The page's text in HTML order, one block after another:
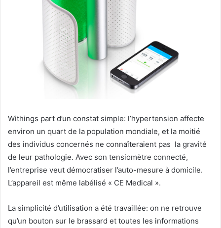
Withings part d’un constat simple: l’hypertension affecte
environ un quart de la population mondiale, et la moitié
des individus concernés ne connaîteraient pas la gravité
de leur pathologie. Avec son tensiomètre connecté,
l’entreprise veut démocratiser l’auto-mesure à domicile.
L’appareil est même labélisé « CE Medical ».
La simplicité d’utilisation a été travaillée: on ne retrouve
qu’un bouton sur le brassard et toutes les informations